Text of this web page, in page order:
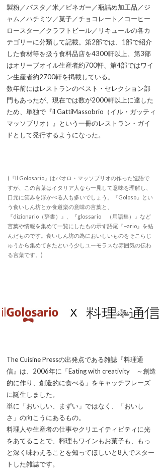
製粉／パスタ／米／ビネガー／瓶詰め加工品／ジ
ャム／ハチミツ／菓子／チョコレート／コーヒー
ロースター／クラフトビール／リキュールの各カ
テゴリーに分類して記載。第2部では、1部で紹介
した食材等を扱う食料品店を4300軒以上、第3部
はオリーブオイル生産者約700軒、第4部ではワイ
ン生産者約2700軒を掲載している。
数年前にはレストランのベスト・セレクション部
門もあったが、現在では数が2000軒以上に達した
ため、単独で『il GattiMassobrio（イル・ガッティ
マッソブリオ）』という一冊のレストラン・ガイ
ドとして発行するようになった。
(『Il Golosario』はパオロ・マッソブリオの作った造語で
すが、この言葉はイタリア人なら一見して意味を理解し、
口元に笑みを浮かべる人も多いでしょう。『Goloso』とい
う食いしん坊とか食道楽の意味の言葉と、
『dizionario（辞書）』、『glossario （用語集）』など
言葉や情報を集めて一覧にしたもの示す語尾『−ario』を結
んだものです。食いしん坊の為においしいものをそこらじ
ゅうから集めてきたという少しユーモラスな雰囲気の伝わ
る言葉です。)
The Cuisine Pressの出発点である雑誌『料理通
信』は、2006年に「Eating with creativity ～創造
的に作り、創造的に食べる」をキャッチフレーズ
に誕生しました。
単に「おいしい、まずい」ではなく、「おいし
さ」の向こうにあるもの。
料理人や生産者の仕事やクリエイティビティに光
をあてることで、料理もワインもお菓子も、もっ
と深く味わえることを知ってほしいと8人でスター
トした雑誌です。